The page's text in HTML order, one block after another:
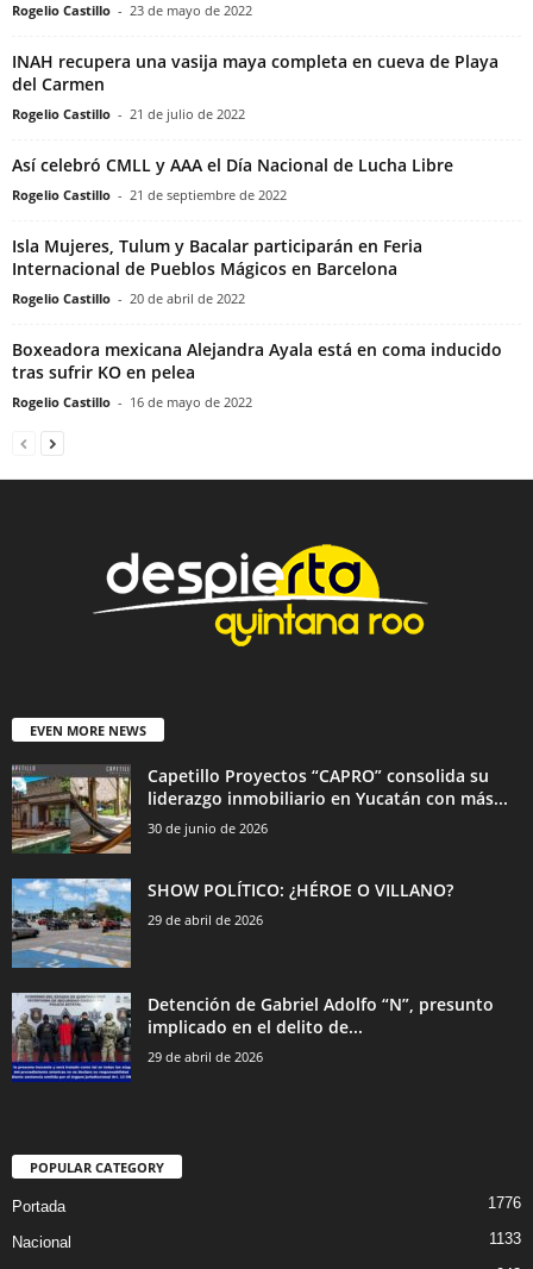
Rogelio Castillo - 23 de mayo de 2022
INAH recupera una vasija maya completa en cueva de Playa
del Carmen
Rogelio Castillo - 21 de julio de 2022
Así celebró CMLL y AAA el Día Nacional de Lucha Libre
Rogelio Castillo - 21 de septiembre de 2022
Isla Mujeres, Tulum y Bacalar participarán en Feria
Internacional de Pueblos Mágicos en Barcelona
Rogelio Castillo - 20 de abril de 2022
Boxeadora mexicana Alejandra Ayala está en coma inducido
tras sufrir KO en pelea
Rogelio Castillo - 16 de mayo de 2022
EVEN MORE NEWS
Capetillo Proyectos “CAPRO” consolida su
liderazgo inmobiliario en Yucatán con más...
30 de junio de 2026
SHOW POLÍTICO: ¿HÉROE O VILLANO?
29 de abril de 2026
Detención de Gabriel Adolfo “N”, presunto
implicado en el delito de...
29 de abril de 2026
POPULAR CATEGORY
Portada 1776
Nacional
1133